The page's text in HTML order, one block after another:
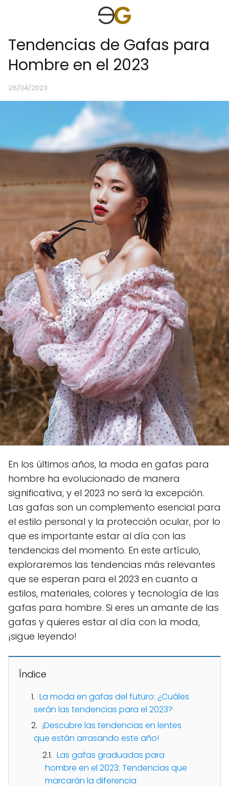
Tendencias de Gafas para
Hombre en el 2023
26/04/2023
En los últimos años, la moda en gafas para
hombre ha evolucionado de manera
significativa, y el 2023 no será la excepción.
Las gafas son un complemento esencial para
el estilo personal y la protección ocular, por lo
que es importante estar al día con las
tendencias del momento. En este artículo,
exploraremos las tendencias más relevantes
que se esperan para el 2023 en cuanto a
estilos, materiales, colores y tecnología de las
gafas para hombre. Si eres un amante de las
gafas y quieres estar al día con la moda,
¡sigue leyendo!
Índice
La moda en gafas del futuro: ¿Cuáles
serán las tendencias para el 2023?
¡Descubre las tendencias en lentes
que están arrasando este año!
Las gafas graduadas para
hombre en el 2023: Tendencias que
marcarán la diferencia